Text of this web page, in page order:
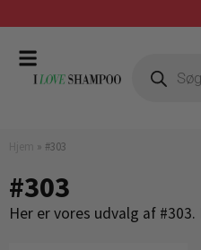
Gratis fragt ved køb over 399,-
» #303
#303
Her er vores udvalg af